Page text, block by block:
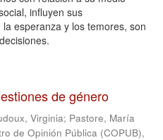
influyen sus
esperanza y los temores, son
de género
Virginia; Pastore, María
de Opinión Pública (COPUB),